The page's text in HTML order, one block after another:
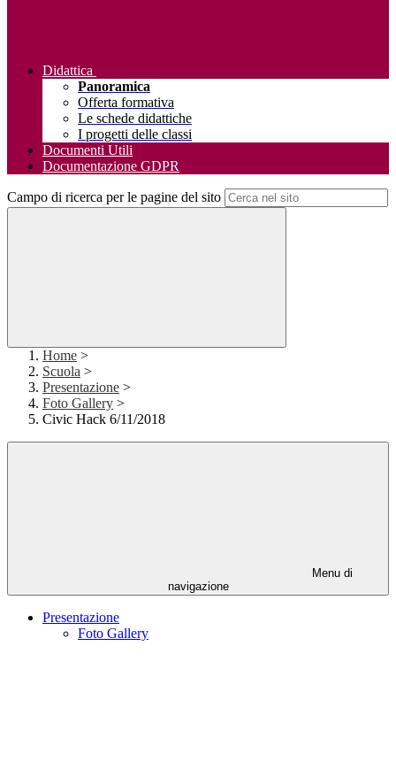
Didattica
Panoramica
Offerta formativa
Le schede didattiche
I progetti delle classi
Documenti Utili
Documentazione GDPR
Campo di ricerca per le pagine del sito
Home >
Scuola >
Presentazione >
Foto Gallery >
Civic Hack 6/11/2018
Menu di
navigazione
Presentazione
Foto Gallery